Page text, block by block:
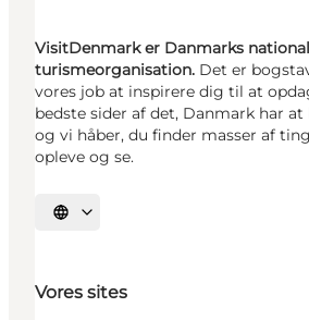
VisitDenmark er Danmarks
turismeorganisation. Det er
vores job at inspirere dig til at
bedste sider af det, Danmark har at
og vi håber, du finder masser af
opleve og se.
Vælg sprog
Vores sites